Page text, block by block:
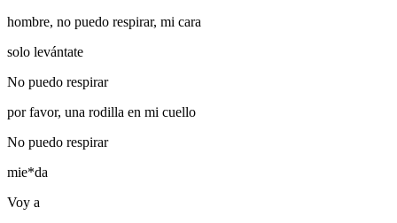
hombre, no puedo respirar, mi cara
solo levántate
No puedo respirar
por favor, una rodilla en mi cuello
No puedo respirar
mie*da
Voy a